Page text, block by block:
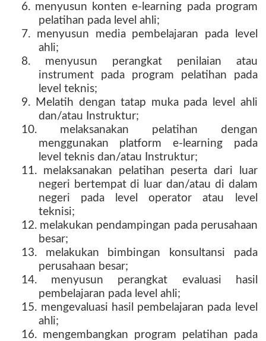
6. menyusun konten e-learning pada program
pelatihan pada level ahli;
7. menyusun media pembelajaran pada level
ahli;
8. menyusun perangkat penilaian atau
instrument pada program pelatihan pada
level teknis;
9. Melatih dengan tatap muka pada level ahli
dan/atau Instruktur;
10. melaksanakan pelatihan dengan
menggunakan platform e-learning pada
level teknis dan/atau Instruktur;
11. melaksanakan pelatihan peserta dari luar
negeri bertempat di luar dan/atau di dalam
negeri pada level operator atau level
teknisi;
12. melakukan pendampingan pada perusahaan
besar;
13. melakukan bimbingan konsultansi pada
perusahaan besar;
14. menyusun perangkat evaluasi hasil
pembelajaran pada level ahli;
15. mengevaluasi hasil pembelajaran pada level
ahli;
16. mengembangkan program pelatihan pada